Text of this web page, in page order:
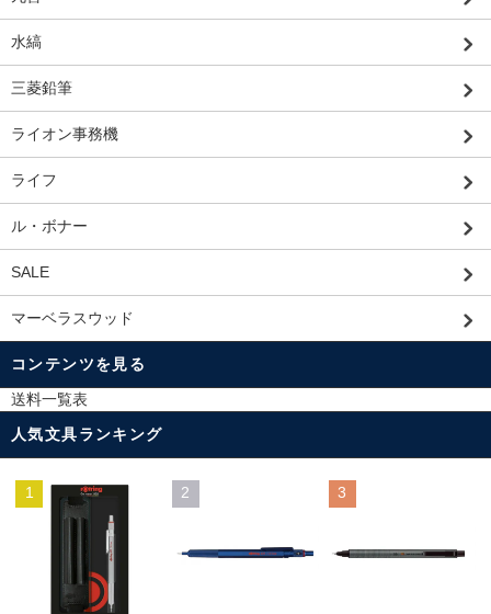
水縞
三菱鉛筆
ライオン事務機
ライフ
ル・ボナー
SALE
マーベラスウッド
コンテンツを見る
送料一覧表
人気文具ランキング
1 2 3